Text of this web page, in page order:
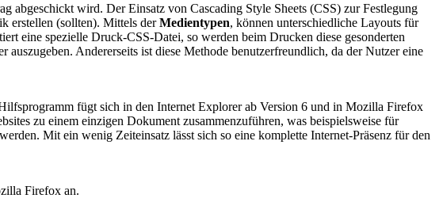
wird. Der Einsatz von Cascading Style Sheets (CSS) zur Festlegung
erstellen (sollten). Mittels derMedientypen, können unterschiedliche Layouts für
eine spezielle Druck-CSS-Datei, so werden beim Drucken diese gesonderten
Andererseits ist diese Methode benutzerfreundlich, da der Nutzer eine
fügt sich in den Internet Explorer ab Version 6 und in Mozilla Firefox
zu einem einzigen Dokument zusammenzuführen, was beispielsweise für
Mit ein wenig Zeiteinsatz lässt sich so eine komplette Internet-Präsenz für den
Firefox an.